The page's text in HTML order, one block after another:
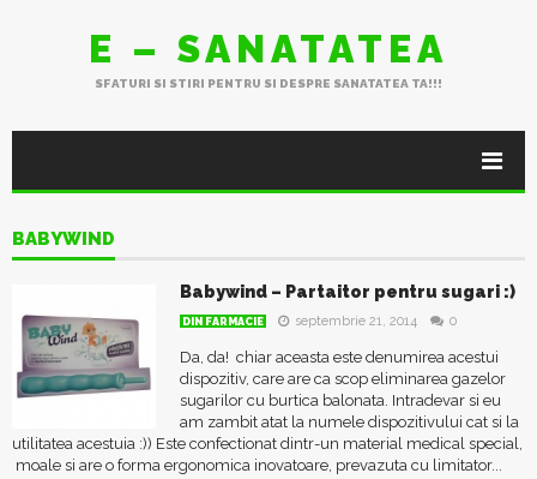
E – SANATATEA
SFATURI SI STIRI PENTRU SI DESPRE SANATATEA TA!!!
BABYWIND
Babywind – Partaitor pentru sugari :)
DIN FARMACIE septembrie 21, 2014 0
Da, da! chiar aceasta este denumirea acestui
dispozitiv, care are ca scop eliminarea gazelor
sugarilor cu burtica balonata. Intradevar si eu
am zambit atat la numele dispozitivului cat si la
utilitatea acestuia :)) Este confectionat dintr-un material medical special,
moale si are o forma ergonomica inovatoare, prevazuta cu limitator...